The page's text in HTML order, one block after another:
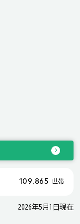
109,865 世帯
2026年5月1日現在